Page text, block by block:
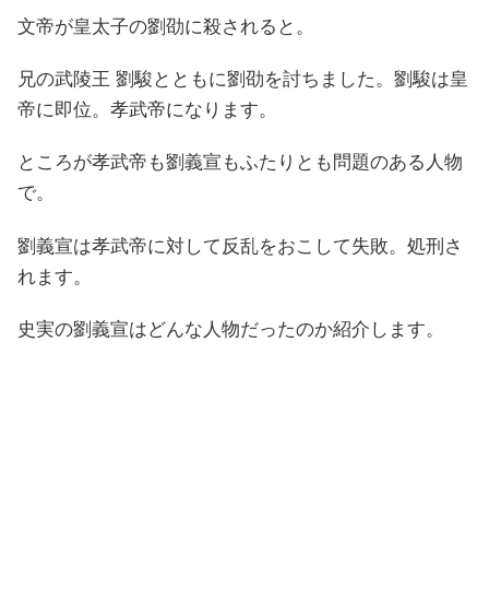
文帝が皇太子の劉劭に殺されると。
兄の武陵王 劉駿とともに劉劭を討ちました。劉駿は皇
帝に即位。孝武帝になります。
ところが孝武帝も劉義宣もふたりとも問題のある人物
で。
劉義宣は孝武帝に対して反乱をおこして失敗。処刑さ
れます。
史実の劉義宣はどんな人物だったのか紹介します。